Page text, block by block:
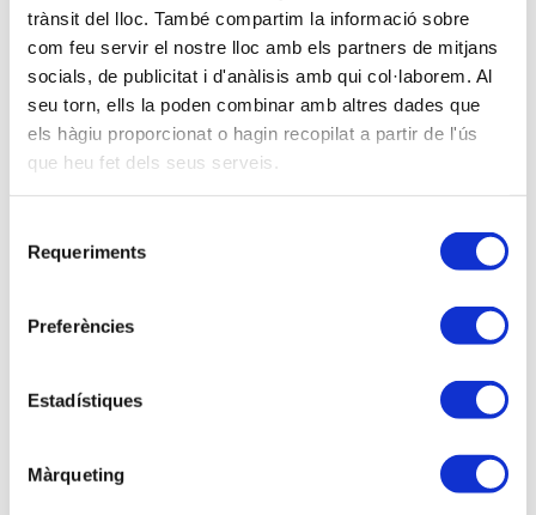
trànsit del lloc. També compartim la informació sobre
com feu servir el nostre lloc amb els partners de mitjans
socials, de publicitat i d'anàlisis amb qui col·laborem. Al
seu torn, ells la poden combinar amb altres dades que
els hàgiu proporcionat o hagin recopilat a partir de l'ús
que heu fet dels seus serveis.
Requeriments
Preferències
Estadístiques
Màrqueting
NIF
Email (*)
Debe informarse únicamente un solo email para la